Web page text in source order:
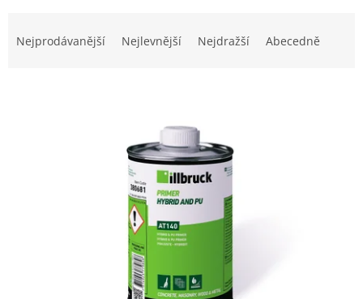
Nejprodávanější Nejlevnější Nejdražší Abecedně